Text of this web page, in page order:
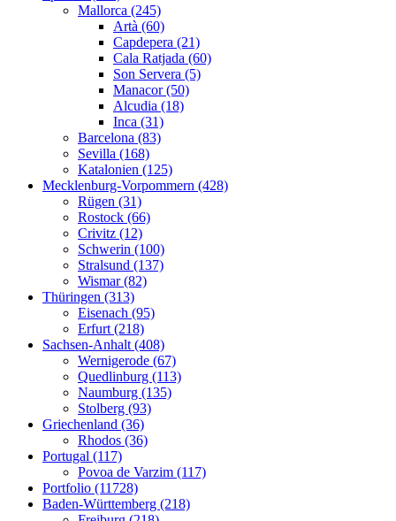
Mallorca (245)
Artà (60)
Capdepera (21)
Cala Ratjada (60)
Son Servera (5)
Manacor (50)
Alcudia (18)
Inca (31)
Barcelona (83)
Sevilla (168)
Katalonien (125)
Mecklenburg-Vorpommern (428)
Rügen (31)
Rostock (66)
Crivitz (12)
Schwerin (100)
Stralsund (137)
Wismar (82)
Thüringen (313)
Eisenach (95)
Erfurt (218)
Sachsen-Anhalt (408)
Wernigerode (67)
Quedlinburg (113)
Naumburg (135)
Stolberg (93)
Griechenland (36)
Rhodos (36)
Portugal (117)
Povoa de Varzim (117)
Portfolio (11728)
Baden-Württemberg (218)